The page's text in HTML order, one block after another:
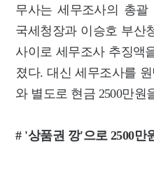
무사는 세무조사의 총
국세청장과 이승호 부산
사이로 세무조사 추징액
졌다. 대신 세무조사를
와 별도로 현금 2500만원
# '상품권 깡'으로 2500만